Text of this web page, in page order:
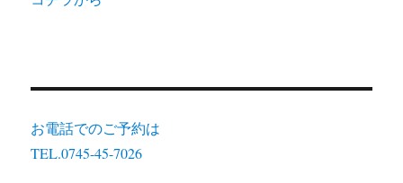
お電話でのご予約は
TEL.0745-45-7026